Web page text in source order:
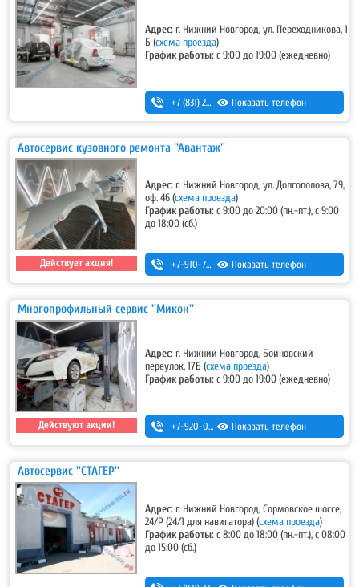
Адрес: г. Нижний Новгород, ул. Переходникова, 1
Б (схема проезда)
График работы:с 9:00 до 19:00 (ежедневно)
+7 (831) 280-69-88 Показать телефон
Автосервис кузовного ремонта ''Авантаж''
Действует акция!
Адрес: г. Нижний Новгород, ул. Долгополова, 79,
оф. 46(схема проезда)
График работы:с 9:00 до 20:00 (пн.-пт.), с 9:00
до 18:00 (сб.)
+7-910-790-48-01 ,+7 (831) 410-48-01
Показать телефон
Многопрофильный сервис ''Микон''
Действуют акции!
Адрес: г. Нижний Новгород, Бойновский
переулок, 17Б (схема проезда)
График работы:с 9:00 до 19:00 (ежедневно)
+7-920-022-50-01 Показать телефон
Автосервис ''СТАГЕР''
Адрес: г. Нижний Новгород, Сормовское шоссе,
24/Р (24/1 для навигатора)(схема проезда)
График работы:с 8:00 до 18:00 (пн.-пт.), с 08:00
до 15:00 (сб.)